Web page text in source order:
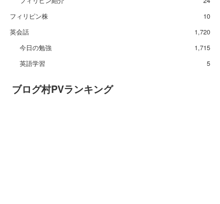
フィリピン株
10
英会話
1,720
今日の勉強
1,715
英語学習
5
ブログ村PVランキング